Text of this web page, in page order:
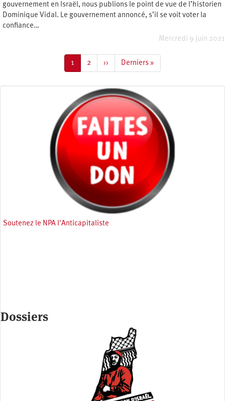
gouvernement en Israël, nous publions le point de vue de l’historien
Dominique Vidal. Le gouvernement annoncé, s’il se voit voter la
confiance…
Mercredi 9 juin 2021
Page
courante
1 Page
2
Page
suivante
››
Dernière
page
Derniers »
Soutenez le NPA l'Anticapitaliste
Dossiers